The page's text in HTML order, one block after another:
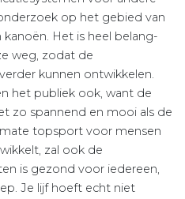
op het gebied van
Het is heel belang-
weg, zodat de
kunnen ontwikkelen.
het publiek ook, want de
zo spannend en mooi als de
topsport voor mensen
zal ook de
is gezond voor iedereen,
Je lijf hoeft echt niet